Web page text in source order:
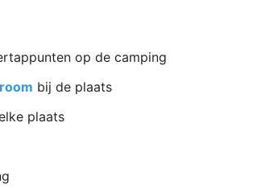
op de camping
bij de plaats
plaats